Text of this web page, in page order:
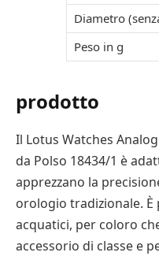
Diametro
Peso in g
prodotto
Il Lotus Watches
da Polso 18434/1 è
apprezzano la
orologio tradizionale.
acquatici, per coloro
accessorio di classe e